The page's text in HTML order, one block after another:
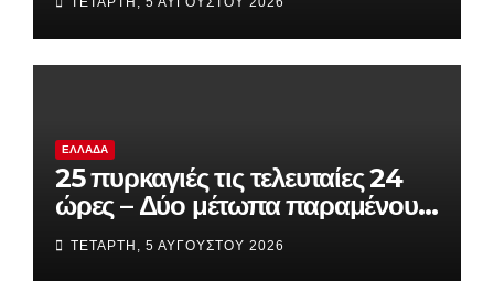
ΕΛΛΆΔΑ
25 πυρκαγιές τις τελευταίες 24
ώρες – Δύο μέτωπα παραμένουν
ενεργά
ΤΕΤΆΡΤΗ, 5 ΑΥΓΟΎΣΤΟΥ 2026